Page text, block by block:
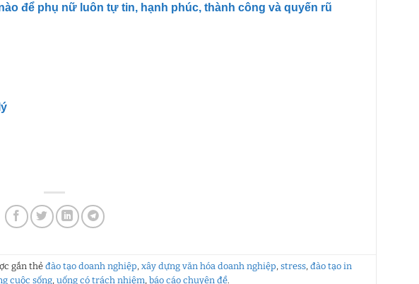
để phụ nữ luôn tự tin, hạnh phúc, thành công và quyến rũ
gắn thẻđào tạo doanh nghiệp, xây dựng văn hóa doanh nghiệp, stress, đào tạo in
cuộc sống, uống có trách nhiệm, báo cáo chuyên đề.